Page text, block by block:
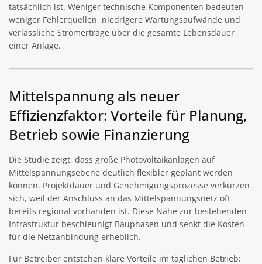
tatsächlich ist. Weniger technische Komponenten bedeuten
weniger Fehlerquellen, niedrigere Wartungsaufwände und
verlässliche Stromerträge über die gesamte Lebensdauer
einer Anlage.
Mittelspannung als neuer
Effizienzfaktor: Vorteile für Planung,
Betrieb sowie Finanzierung
Die Studie zeigt, dass große Photovoltaikanlagen auf
Mittelspannungsebene deutlich flexibler geplant werden
können. Projektdauer und Genehmigungsprozesse verkürzen
sich, weil der Anschluss an das Mittelspannungsnetz oft
bereits regional vorhanden ist. Diese Nähe zur bestehenden
Infrastruktur beschleunigt Bauphasen und senkt die Kosten
für die Netzanbindung erheblich.
Für Betreiber entstehen klare Vorteile im täglichen Betrieb: